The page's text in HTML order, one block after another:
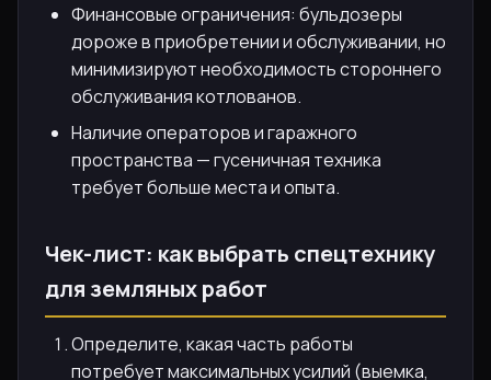
Финансовые ограничения: бульдозеры
дороже в приобретении и обслуживании, но
минимизируют необходимость стороннего
обслуживания котлованов.
Наличие операторов и гаражного
пространства — гусеничная техника
требует больше места и опыта.
Чек-лист: как выбрать спецтехнику
для земляных работ
Определите, какая часть работы
потребует максимальных усилий (выемка,